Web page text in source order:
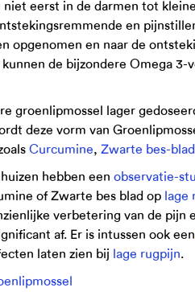
eerst in de darmen tot
en
opgenomen en naar de
de bijzondere Omega
groenlipmossel lager
deze vorm van
Curcumine, Zwarte bes-blad
hebben een observatie-
of Zwarte bes blad op lage
verbetering van de pijn
af. Er is intussen ook een
laten zien bij lage rugpijn.